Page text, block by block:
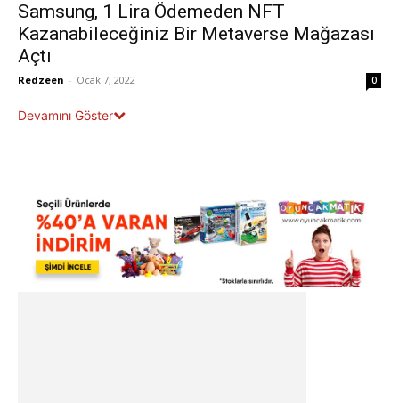
Samsung, 1 Lira Ödemeden NFT
Kazanabileceğiniz Bir Metaverse Mağazası
Açtı
Redzeen - Ocak 7, 2022 0
Devamını Göster